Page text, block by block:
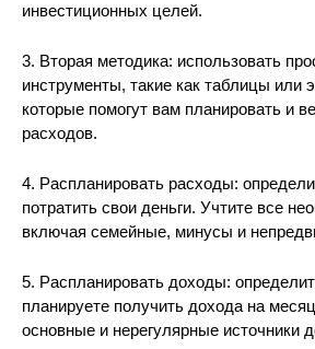
инвестиционных целей.
3. Вторая методика: использовать
инструменты, такие как таблицы или
которые помогут вам планировать и
расходов.
4. Распланировать расходы:
потратить свои деньги. Учтите все
включая семейные, минусы и
5. Распланировать доходы:
планируете получить дохода на
основные и нерегулярные источники